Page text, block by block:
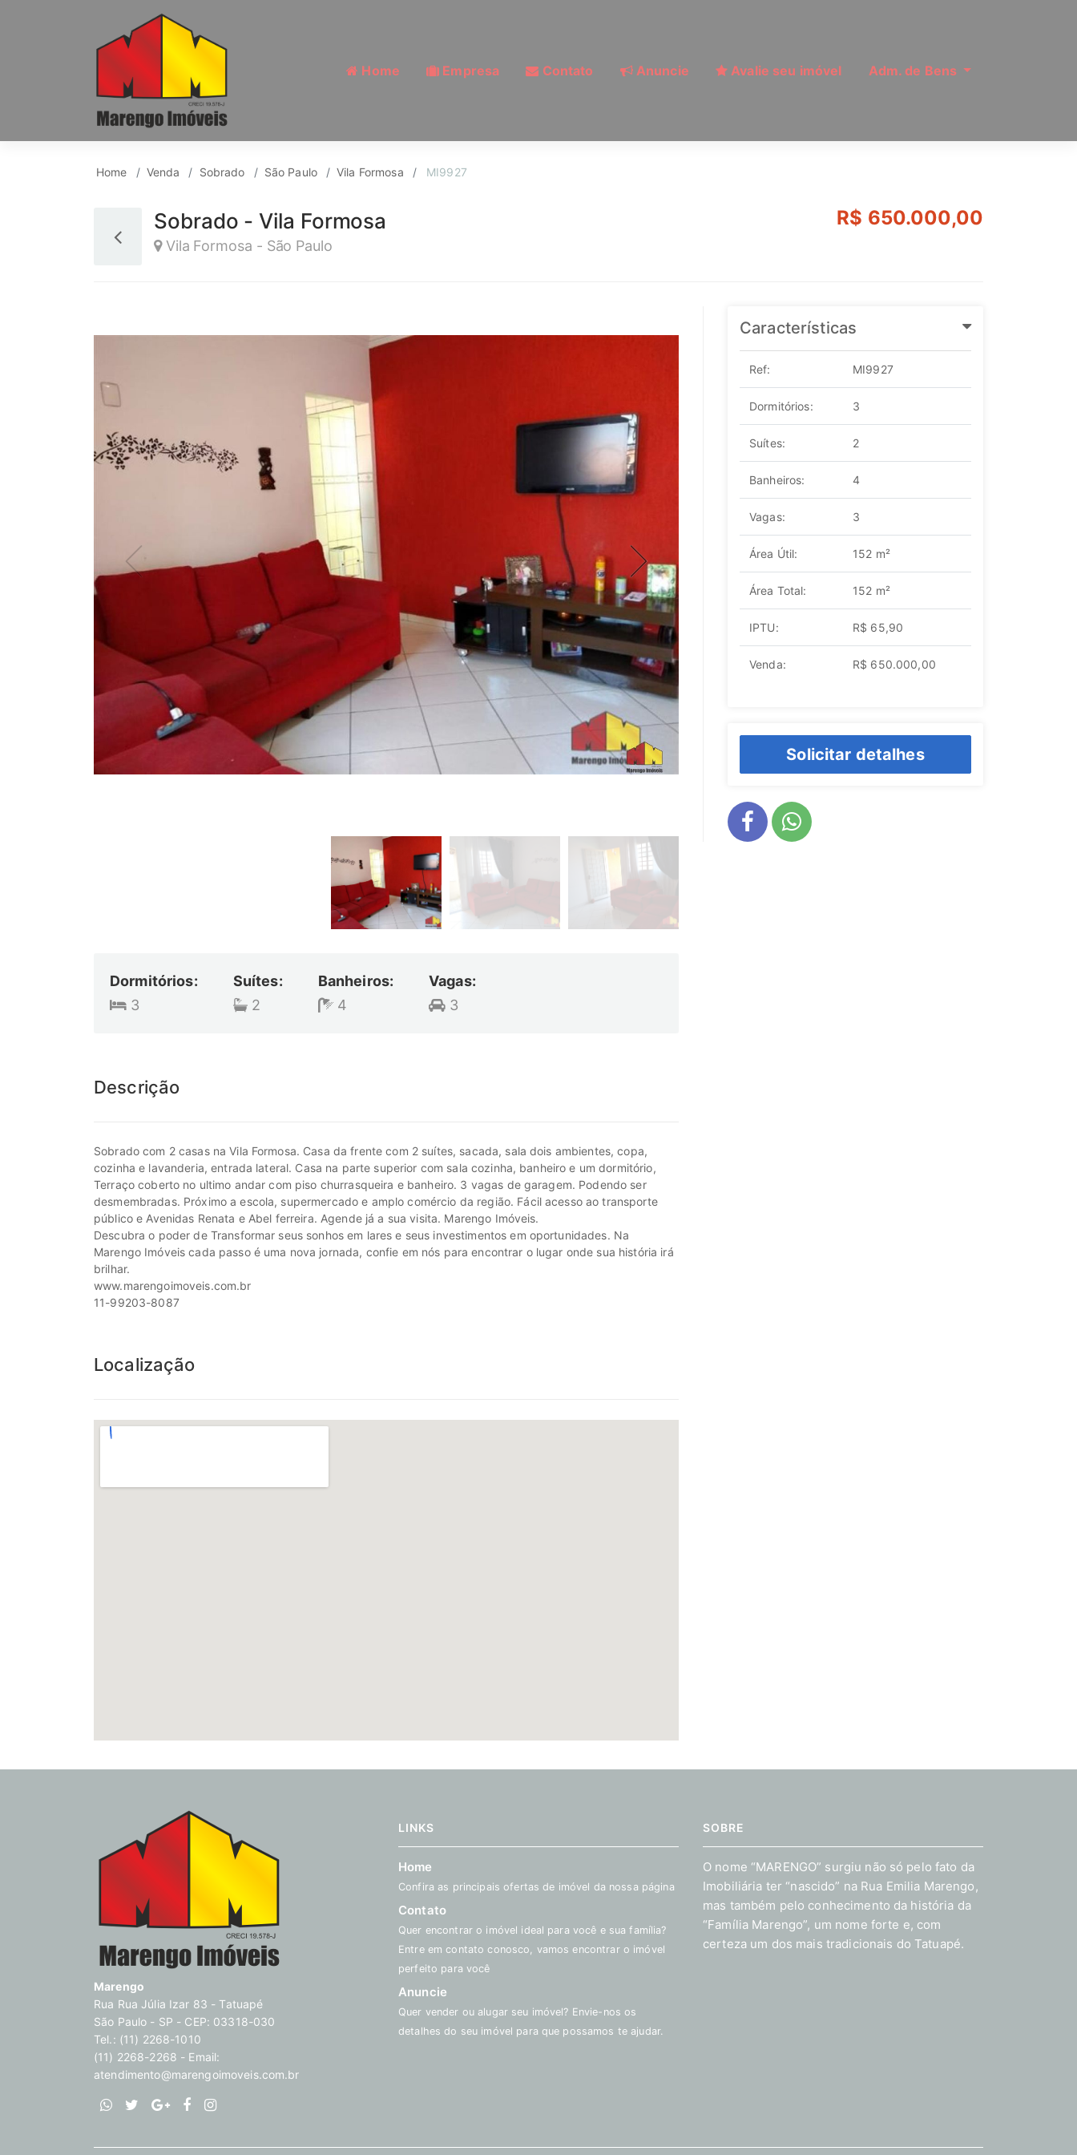
Home Empresa Contato Anuncie Avalie seu imóvel Adm. de Bens
Sobrado para Venda, Vila Formosa, São Paulo | Ref: MI9927
Home Venda Sobrado São Paulo Vila Formosa MI9927
Sobrado - Vila Formosa
Vila Formosa - São Paulo
R$ 650.000,00
Dormitórios:
3
Suítes:
2
Banheiros:
4
Vagas:
3
Descrição
Sobrado com 2 casas na Vila Formosa. Casa da frente com 2 suítes, sacada, sala dois ambientes, copa,
cozinha e lavanderia, entrada lateral. Casa na parte superior com sala cozinha, banheiro e um dormitório,
Terraço coberto no ultimo andar com piso churrasqueira e banheiro. 3 vagas de garagem. Podendo ser
desmembradas. Próximo a escola, supermercado e amplo comércio da região. Fácil acesso ao transporte
público e Avenidas Renata e Abel ferreira. Agende já a sua visita. Marengo Imóveis.
Descubra o poder de Transformar seus sonhos em lares e seus investimentos em oportunidades. Na
Marengo Imóveis cada passo é uma nova jornada, confie em nós para encontrar o lugar onde sua história irá
brilhar.
www.marengoimoveis.com.br
11-99203-8087
Localização
Características
Ref: MI9927
Dormitórios: 3
Suítes: 2
Banheiros: 4
Vagas: 3
Área Útil: 152 m²
Área Total: 152 m²
IPTU: R$ 65,90
Venda: R$ 650.000,00
Solicitar detalhes
Marengo
Rua Rua Júlia Izar 83 - Tatuapé
São Paulo - SP - CEP: 03318-030
Tel.: (11) 2268-1010
(11) 2268-2268 - Email:
atendimento@marengoimoveis.com.br
LINKS
Home
Confira as principais ofertas de imóvel da nossa página
Contato
Quer encontrar o imóvel ideal para você e sua família?
Entre em contato conosco, vamos encontrar o imóvel
perfeito para você
Anuncie
Quer vender ou alugar seu imóvel? Envie-nos os
detalhes do seu imóvel para que possamos te ajudar.
SOBRE
O nome “MARENGO” surgiu não só pelo fato da
Imobiliária ter “nascido” na Rua Emilia Marengo,
mas também pelo conhecimento da história da
“Família Marengo”, um nome forte e, com
certeza um dos mais tradicionais do Tatuapé.